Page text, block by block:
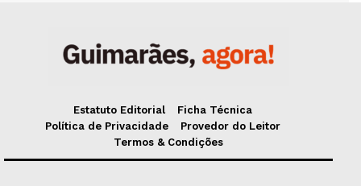
Estatuto Editorial
Ficha Técnica
Política de Privacidade
Provedor do Leitor
Termos & Condições